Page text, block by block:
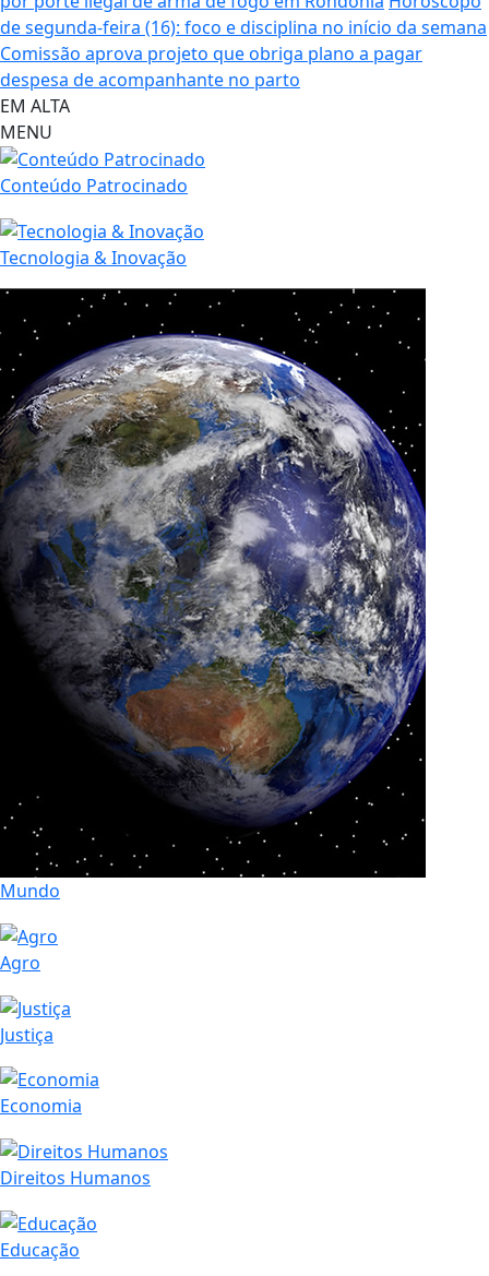
de segunda-feira (16): foco e disciplina no início da semana
Comissão aprova projeto que obriga plano a pagar
despesa de acompanhante no parto
EM ALTA
MENU
Conteúdo Patrocinado
Tecnologia & Inovação
Mundo
Agro
Justiça
Economia
Direitos Humanos
Educação